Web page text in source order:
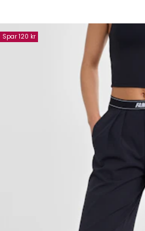
Spar 120 kr